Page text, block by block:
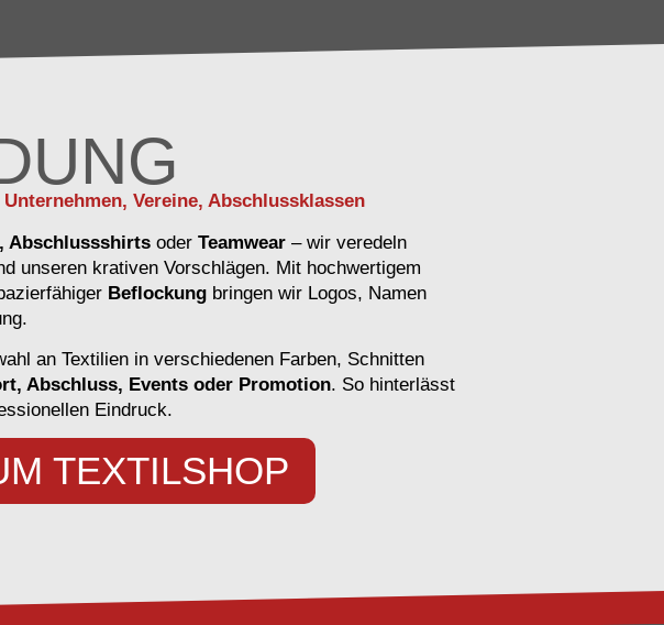
Vereine, Abschlussklassen
Abschlussshirts oderTeamwear – wir veredeln
unseren krativen Vorschlägen. Mit hochwertigem
Beflockung bringen wir Logos, Namen
an Textilien in verschiedenen Farben, Schnitten
Abschluss, Events oder Promotion. So hinterlässt
Eindruck.
TEXTILSHOP